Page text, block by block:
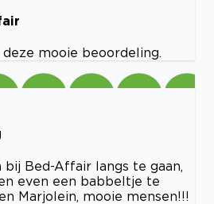
mooie beoordeling.
Bed-Affair langs te gaan,
even een babbeltje te
Marjolein, mooie mensen!!!